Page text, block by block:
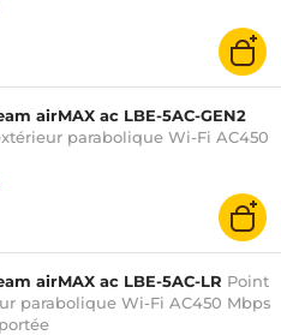
airMAX ac LBE-5AC-GEN2
parabolique Wi-Fi AC450
airMAX ac LBE-5AC-LR Point
parabolique Wi-Fi AC450 Mbps